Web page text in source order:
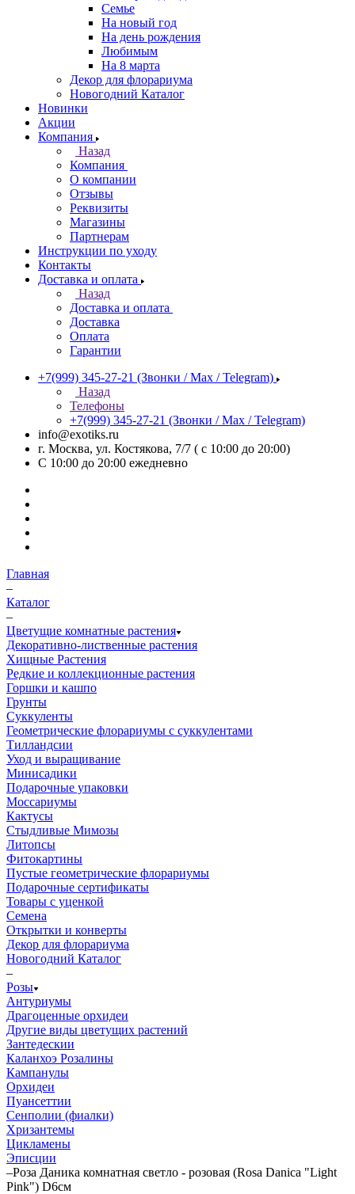
Семье
На новый год
На день рождения
Любимым
На 8 марта
Декор для флорариума
Новогодний Каталог
Новинки
Акции
Компания
Назад
Компания
О компании
Отзывы
Реквизиты
Магазины
Партнерам
Инструкции по уходу
Контакты
Доставка и оплата
Назад
Доставка и оплата
Доставка
Оплата
Гарантии
+7(999) 345-27-21 (Звонки / Max / Telegram)
Назад
Телефоны
+7(999) 345-27-21 (Звонки / Max / Telegram)
info@exotiks.ru
г. Москва, ул. Костякова, 7/7 ( с 10:00 до 20:00)
С 10:00 до 20:00 ежедневно
Главная
–
Каталог
–
Цветущие комнатные растения
Декоративно-лиственные растения
Хищные Растения
Редкие и коллекционные растения
Горшки и кашпо
Грунты
Суккуленты
Геометрические флорариумы с суккулентами
Тилландсии
Уход и выращивание
Минисадики
Подарочные упаковки
Моссариумы
Кактусы
Стыдливые Мимозы
Литопсы
Фитокартины
Пустые геометрические флорариумы
Подарочные сертификаты
Товары с уценкой
Семена
Открытки и конверты
Декор для флорариума
Новогодний Каталог
–
Розы
Антуриумы
Драгоценные орхидеи
Другие виды цветущих растений
Зантедескии
Каланхоэ Розалины
Кампанулы
Орхидеи
Пуансеттии
Сенполии (фиалки)
Хризантемы
Цикламены
Эписции
–Роза Даника комнатная светло - розовая (Rosa Danica "Light
Pink") D6см